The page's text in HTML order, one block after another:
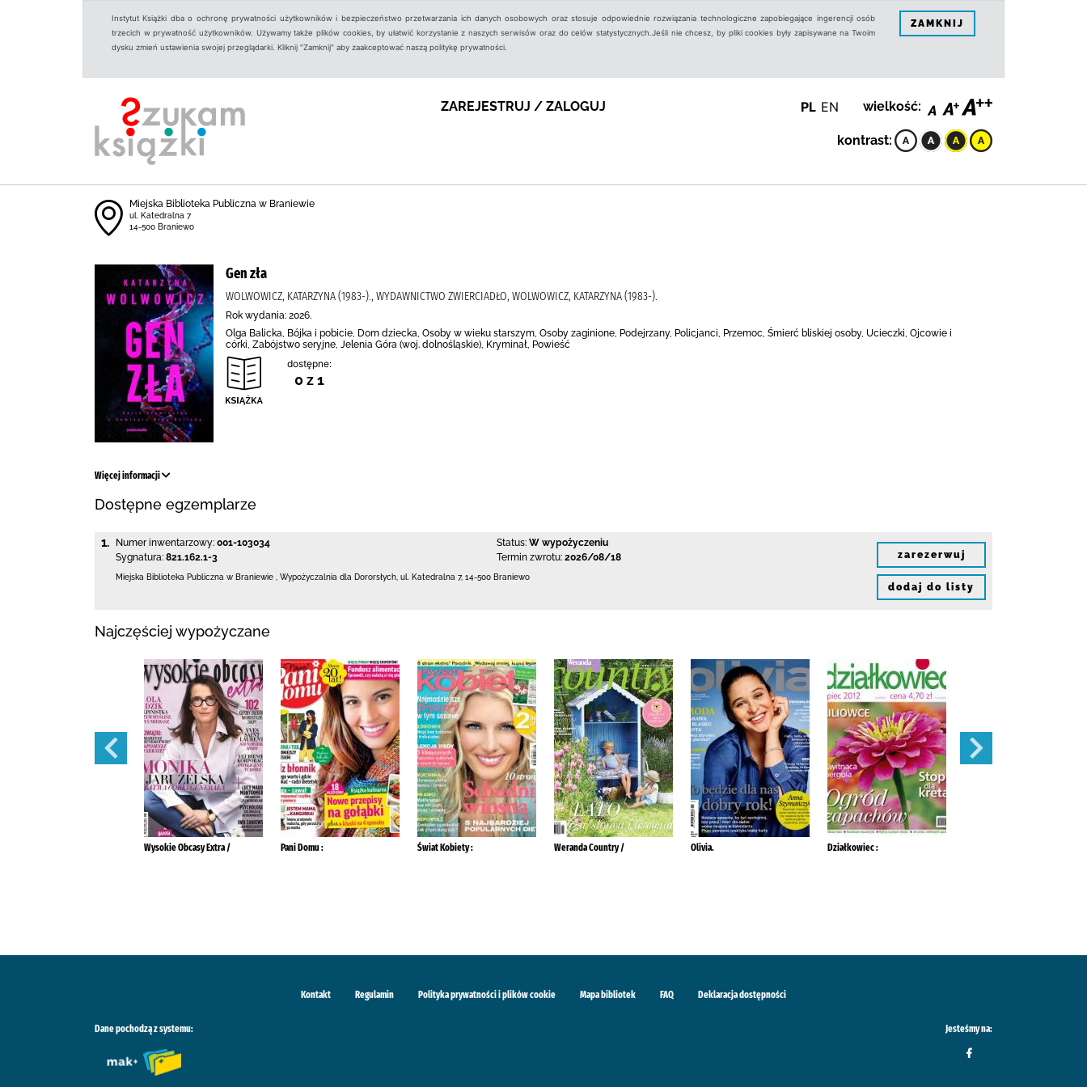
Instytut Książki dba o ochronę prywatności użytkowników i bezpieczeństwo przetwarzania ich danych osobowych oraz stosuje odpowiednie rozwiązania technologiczne zapobiegające ingerencji osób
trzecich w prywatność użytkowników. Używamy także plików cookies, by ułatwić korzystanie z naszych serwisów oraz do celów statystycznych.Jeśli nie chcesz, by pliki cookies były zapisywane na Twoim
dysku zmień ustawienia swojej przeglądarki. Kliknij "Zamknij" aby zaakceptować naszą politykę prywatności.
ZAMKNIJ
ZAREJESTRUJ / ZALOGUJ PL EN wielkość:
kontrast:
Miejska Biblioteka Publiczna w Braniewie
ul. Katedralna 7
14-500 Braniewo
Gen zła
WOLWOWICZ, KATARZYNA (1983-)., WYDAWNICTWO ZWIERCIADŁO, WOLWOWICZ, KATARZYNA (1983-).
Rok wydania: 2026.
Olga Balicka, Bójka i pobicie, Dom dziecka, Osoby w wieku starszym, Osoby zaginione, Podejrzany, Policjanci, Przemoc, Śmierć bliskiej osoby, Ucieczki, Ojcowie i
córki, Zabójstwo seryjne, Jelenia Góra (woj. dolnośląskie), Kryminał, Powieść
dostępne:
0 z 1
Więcej informacji
Dostępne egzemplarze
1. Numer inwentarzowy: 001-103034
Sygnatura: 821.162.1-3
Status: W wypożyczeniu
Termin zwrotu: 2026/08/18
Miejska Biblioteka Publiczna w Braniewie Wypożyczalnia dla Dororsłych, ul. Katedralna 7, 14-500 Braniewo
zarezerwuj
dodaj do listy
Najczęściej wypożyczane
Wysokie Obcasy Extra / Pani Domu : Świat Kobiety : Weranda Country / Olivia. Działkowiec :
Kontakt Regulamin Polityka prywatności i plików cookie Mapa bibliotek FAQ Deklaracja dostępności
Dane pochodzą z systemu: Jesteśmy na: